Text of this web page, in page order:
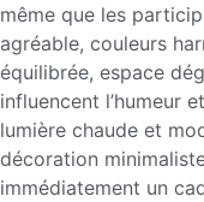
même que les
agréable, couleurs
équilibrée, espace
influencent l’humeur
lumière chaude et
décoration
immédiatement un